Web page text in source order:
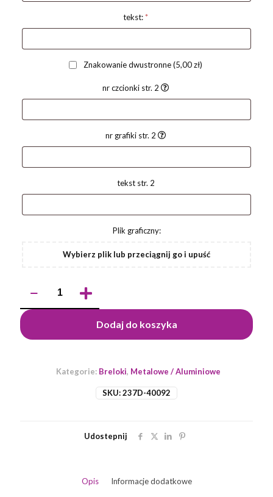
tekst:*
Znakowanie dwustronne(5,00 zł)
nr czcionki str. 2
nr grafiki str. 2
tekst str. 2
Plik graficzny:
Wybierz plik lub przeciągnij go i upuść
Brelok
kluczy
2
w
Dodaj do koszyka
SKU:237D-40092
Kategorie: Breloki, Metalowe / Aluminiowe
Udostepnij
Opis Informacje dodatkowe